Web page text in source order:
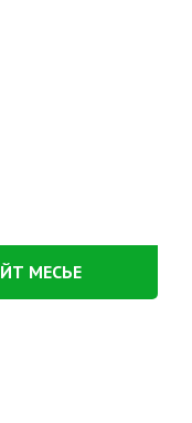
МЕСЬЕ